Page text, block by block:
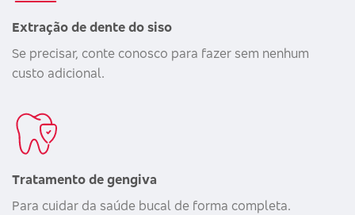
Extração de dente do siso
Se precisar, conte conosco para fazer sem nenhum
custo adicional.
Tratamento de gengiva
Para cuidar da saúde bucal de forma completa.